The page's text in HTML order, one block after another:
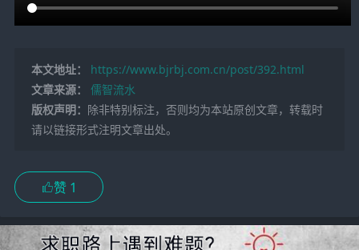
本文地址：
https://www.bjrbj.com.cn/post/392.html
文章来源：
儒智流水
版权声明： 除非特别标注，否则均为本站原创文章，转载时
请以链接形式注明文章出处。
赞 1